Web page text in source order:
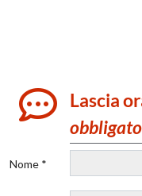
Lascia
Nome *